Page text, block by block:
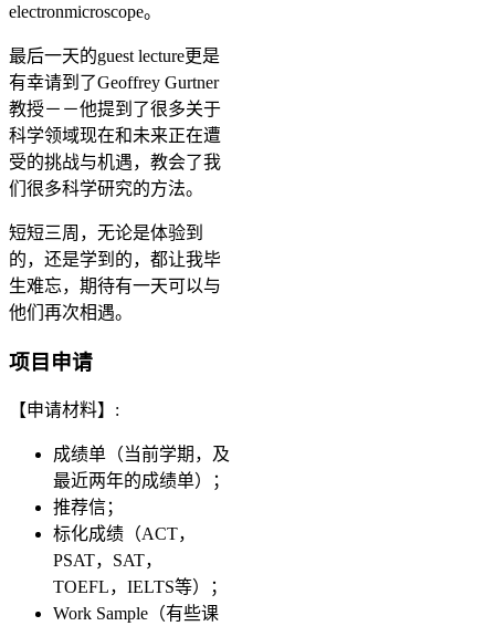
electronmicroscope。
最后一天的guest lecture更是
有幸请到了Geoffrey Gurtner
教授－－他提到了很多关于
科学领域现在和未来正在遭
受的挑战与机遇，教会了我
们很多科学研究的方法。
短短三周，无论是体验到
的，还是学到的，都让我毕
生难忘，期待有一天可以与
他们再次相遇。
项目申请
【申请材料】:
成绩单（当前学期，及
最近两年的成绩单）；
推荐信；
标化成绩（ACT，
PSAT，SAT，
TOEFL，IELTS等）；
Work Sample（有些课